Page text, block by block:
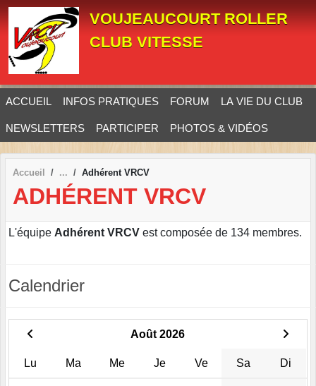
VOUJEAUCOURT ROLLER
CLUB VITESSE
ACCUEIL INFOS PRATIQUES FORUM LA VIE DU CLUB
NEWSLETTERS PARTICIPER PHOTOS & VIDÉOS
Accueil Adhérent VRCV
ADHÉRENT VRCV
L'équipe Adhérent VRCV est composée de 134 membres.
Calendrier
Août 2026
Lu Ma Me Je Ve Sa Di
Panneau de gestion des cookies